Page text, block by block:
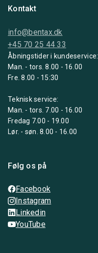
Kontakt
info@bentax.dk
+45 70 25 44 33
Åbningstider i kundeservice:
Man. - tors. 8.00 - 16.00
Fre. 8.00 - 15:30
Teknisk service:
Man. - tors. 7.00 - 16.00
Fredag 7.00 - 19.00
Lør. - søn. 8.00 - 16.00
Følg os på
Facebook
Instagram
Linkedin
YouTube